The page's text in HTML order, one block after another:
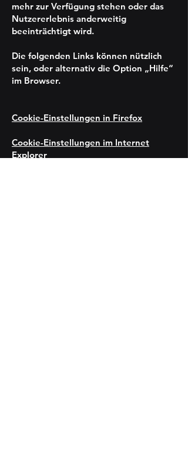
mehr zur Verfügung stehen oder das
Nutzererlebnis anderweitig
beeinträchtigt wird.
Die folgenden Links können nützlich
sein, oder alternativ die Option „Hilfe“
im Browser.
Cookie-Einstellungen in Firefox
Cookie-Einstellungen im Internet
Explorer